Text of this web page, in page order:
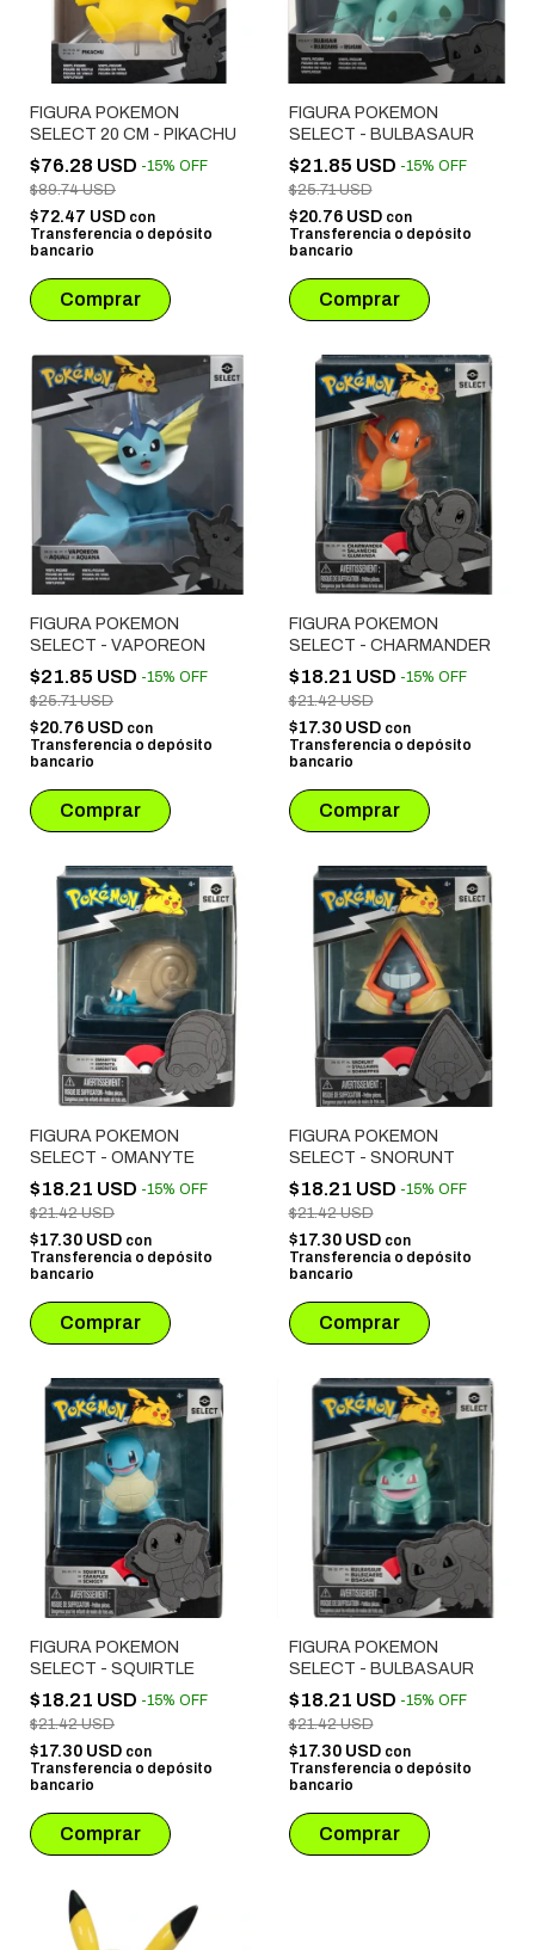
FIGURA POKEMON
SELECT 20 CM - PIKACHU
$76.28 USD -15% OFF
$89.74 USD
$72.47 USD con
Transferencia o depósito
bancario
FIGURA POKEMON
SELECT - BULBASAUR
$21.85 USD -15% OFF
$25.71 USD
$20.76 USD con
Transferencia o depósito
bancario
FIGURA POKEMON
SELECT - VAPOREON
$21.85 USD -15% OFF
$25.71 USD
$20.76 USD con
Transferencia o depósito
bancario
FIGURA POKEMON
SELECT - CHARMANDER
$18.21 USD -15% OFF
$21.42 USD
$17.30 USD con
Transferencia o depósito
bancario
FIGURA POKEMON
SELECT - OMANYTE
$18.21 USD -15% OFF
$21.42 USD
$17.30 USD con
Transferencia o depósito
bancario
FIGURA POKEMON
SELECT - SNORUNT
$18.21 USD -15% OFF
$21.42 USD
$17.30 USD con
Transferencia o depósito
bancario
FIGURA POKEMON
SELECT - SQUIRTLE
$18.21 USD -15% OFF
$21.42 USD
$17.30 USD con
Transferencia o depósito
bancario
FIGURA POKEMON
SELECT - BULBASAUR
$18.21 USD -15% OFF
$21.42 USD
$17.30 USD con
Transferencia o depósito
bancario